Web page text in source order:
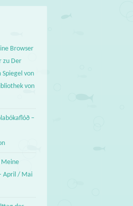
Browser
zu Der
von
von
–
Meine
April / Mai